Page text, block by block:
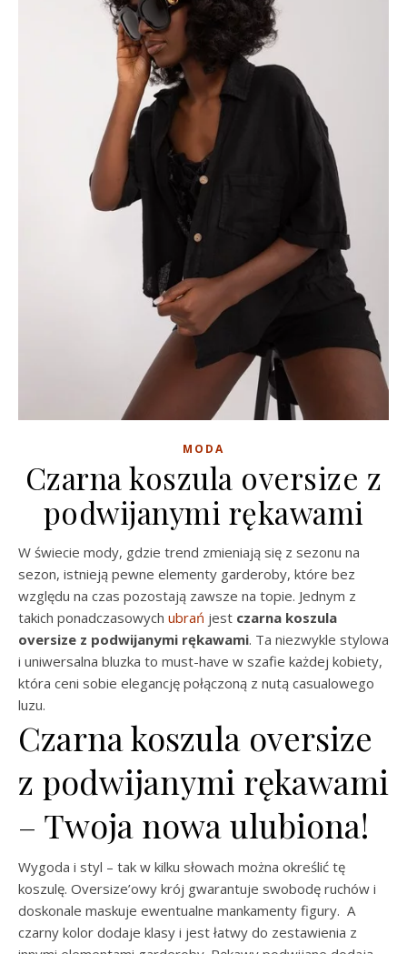
MODA
Czarna koszula oversize z
podwijanymi rękawami
W świecie mody, gdzie trend zmieniają się z sezonu na
sezon, istnieją pewne elementy garderoby, które bez
względu na czas pozostają zawsze na topie. Jednym z
takich ponadczasowych ubrań jest czarna koszula
oversize z podwijanymi rękawami. Ta niezwykle stylowa
i uniwersalna bluzka to must-have w szafie każdej kobiety,
która ceni sobie elegancję połączoną z nutą casualowego
luzu.
Czarna koszula oversize
z podwijanymi rękawami
– Twoja nowa ulubiona!
Wygoda i styl – tak w kilku słowach można określić tę
koszulę. Oversize’owy krój gwarantuje swobodę ruchów i
doskonale maskuje ewentualne mankamenty figury. A
czarny kolor dodaje klasy i jest łatwy do zestawienia z